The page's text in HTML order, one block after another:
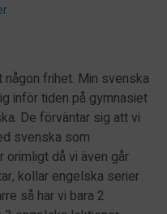
frihet. Min svenska
inför tiden på gymnasiet
De förväntar sig att vi
svenska som
orimligt då vi även går
kollar engelska serier
så har vi bara 2